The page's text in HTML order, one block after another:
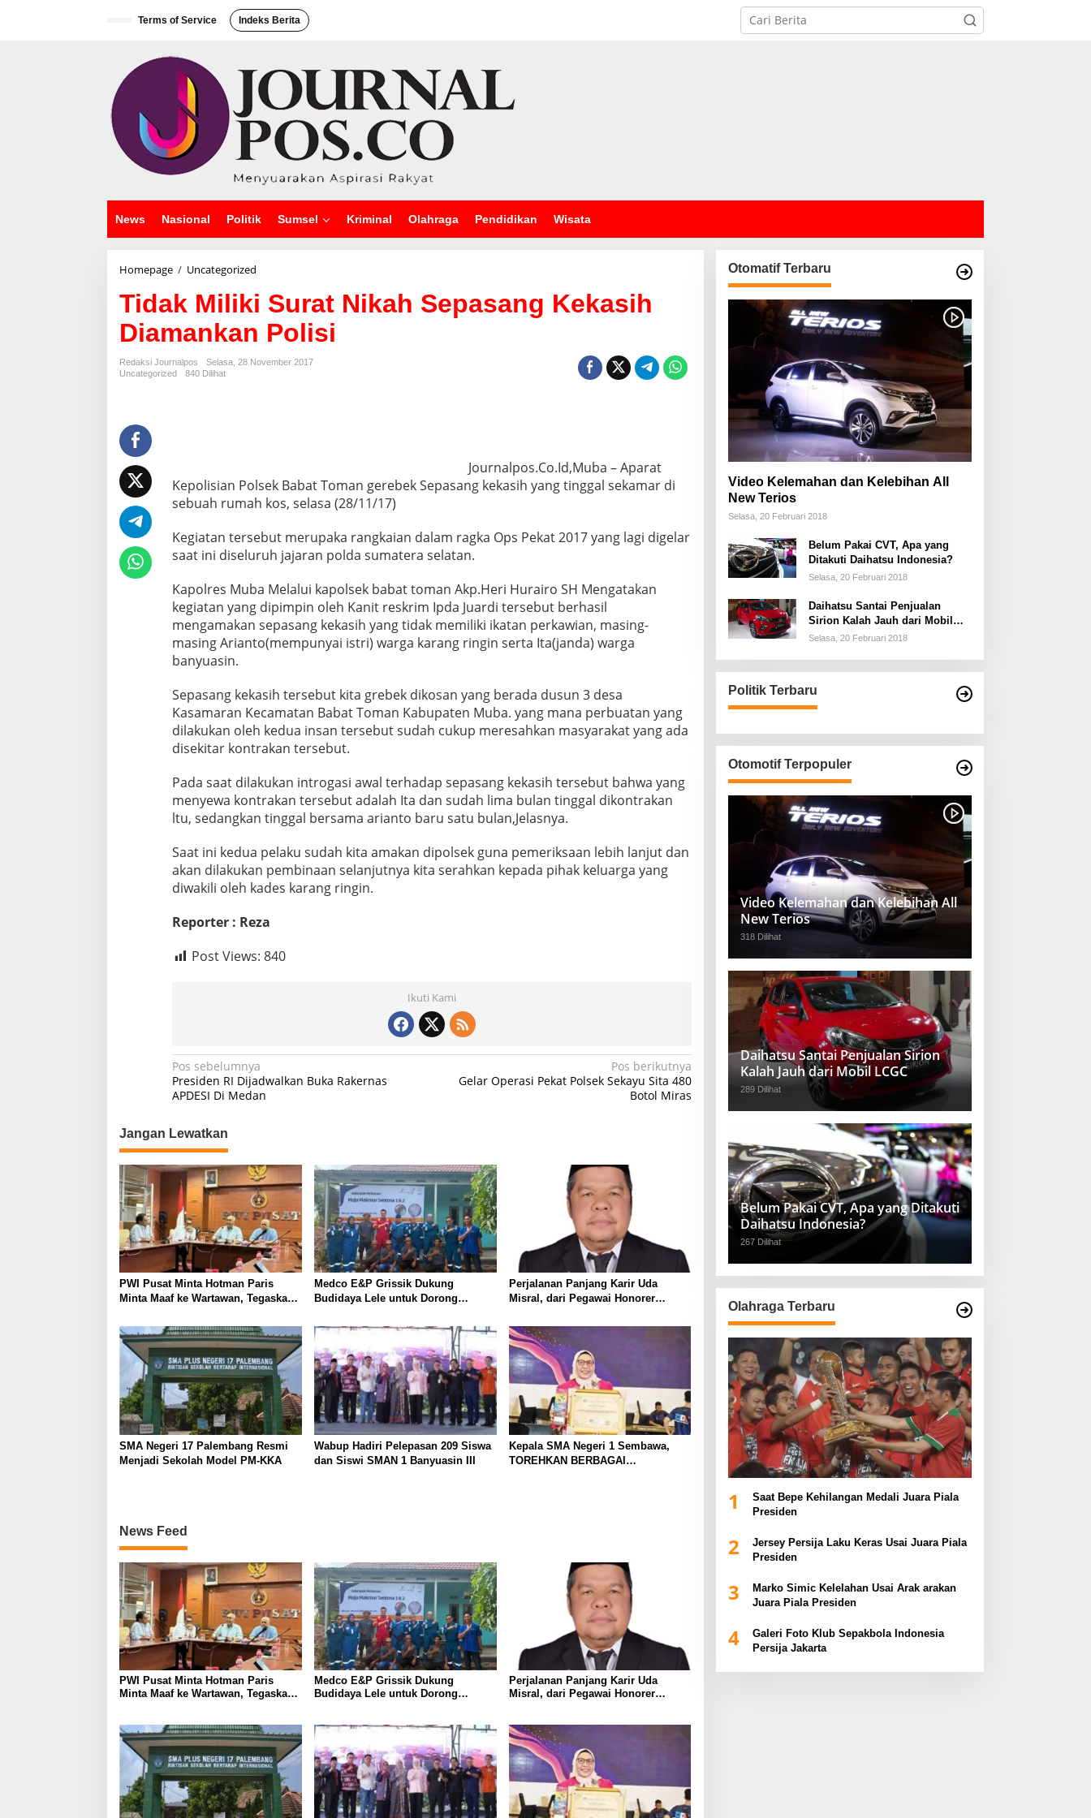
Terms of Service Indeks Berita
News Nasional Politik Sumsel Kriminal Olahraga Pendidikan Wisata
Homepage / Uncategorized
d
a
k
M
i
t
N
k
a
h
e
p
a
s
a
K
e
k
a
s
h
D
i
a
a
n
k
a
P
l
Tidak Miliki Surat Nikah Sepasang Kekasih
Diamankan Polisi
Redaksi Journalpos
Selasa, 28 November 2017
Uncategorized
840 Dilihat
Journalpos.Co.Id,Muba – Aparat
Kepolisian Polsek Babat Toman gerebek Sepasang kekasih yang tinggal sekamar di
sebuah rumah kos, selasa (28/11/17)
Kegiatan tersebut merupaka rangkaian dalam ragka Ops Pekat 2017 yang lagi digelar
saat ini diseluruh jajaran polda sumatera selatan.
Kapolres Muba Melalui kapolsek babat toman Akp.Heri Hurairo SH Mengatakan
kegiatan yang dipimpin oleh Kanit reskrim Ipda Juardi tersebut berhasil
mengamakan sepasang kekasih yang tidak memiliki ikatan perkawian, masing-
masing Arianto(mempunyai istri) warga karang ringin serta Ita(janda) warga
banyuasin.
Sepasang kekasih tersebut kita grebek dikosan yang berada dusun 3 desa
Kasamaran Kecamatan Babat Toman Kabupaten Muba. yang mana perbuatan yang
dilakukan oleh kedua insan tersebut sudah cukup meresahkan masyarakat yang ada
disekitar kontrakan tersebut.
Pada saat dilakukan introgasi awal terhadap sepasang kekasih tersebut bahwa yang
menyewa kontrakan tersebut adalah Ita dan sudah lima bulan tinggal dikontrakan
ltu, sedangkan tinggal bersama arianto baru satu bulan,Jelasnya.
Saat ini kedua pelaku sudah kita amakan dipolsek guna pemeriksaan lebih lanjut dan
akan dilakukan pembinaan selanjutnya kita serahkan kepada pihak keluarga yang
diwakili oleh kades karang ringin.
Reporter : Reza
Post Views: 840
Ikuti Kami
N
a
i
g
a
s
i
p
o
s
Pos sebelumnya
Presiden RI Dijadwalkan Buka Rakernas
APDESI Di Medan
Pos berikutnya
Gelar Operasi Pekat Polsek Sekayu Sita 480
Botol Miras
Jangan Lewatkan
PWI Pusat Minta Hotman Paris
Minta Maaf ke Wartawan, Tegaskan
Medco E&P Grissik Dukung
Budidaya Lele untuk Dorong
Perjalanan Panjang Karir Uda
Misral, dari Pegawai Honorer
Jabatan Struktural Eselon III
SMA Negeri 17 Palembang Resmi
Menjadi Sekolah Model PM-KKA
Wabup Hadiri Pelepasan 209 Siswa
dan Siswi SMAN 1 Banyuasin III
Kepala SMA Negeri 1 Sembawa,
TOREHKAN BERBAGAI
News Feed
PWI Pusat Minta Hotman Paris
Minta Maaf ke Wartawan, Tegaskan
Medco E&P Grissik Dukung
Budidaya Lele untuk Dorong
Perjalanan Panjang Karir Uda
Misral, dari Pegawai Honorer
Otomatif Terbaru
Video Kelemahan dan Kelebihan All
New Terios
Selasa, 20 Februari 2018
Belum Pakai CVT, Apa yang
Ditakuti Daihatsu Indonesia?
Selasa, 20 Februari 2018
Daihatsu Santai Penjualan
Sirion Kalah Jauh dari Mobil
LCGC
Selasa, 20 Februari 2018
Politik Terbaru
Otomotif Terpopuler
Video Kelemahan dan Kelebihan All
New Terios
318 Dilihat
Daihatsu Santai Penjualan Sirion
Kalah Jauh dari Mobil LCGC
289 Dilihat
Belum Pakai CVT, Apa yang Ditakuti
Daihatsu Indonesia?
267 Dilihat
Olahraga Terbaru
1
Saat Bepe Kehilangan Medali Juara Piala
Presiden
2
Jersey Persija Laku Keras Usai Juara Piala
Presiden
3
Marko Simic Kelelahan Usai Arak arakan
Juara Piala Presiden
4
Galeri Foto Klub Sepakbola Indonesia
Persija Jakarta